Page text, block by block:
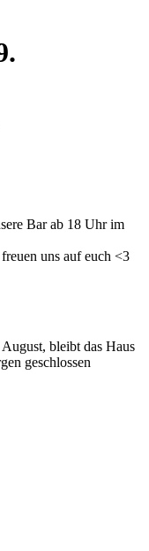
Bar ab 18 Uhr im
uns auf euch <3
bleibt das Haus
geschlossen